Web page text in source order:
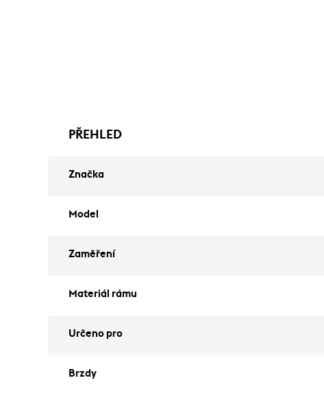
PŘEHLED
Značka
Model
Zaměření
Materiál rámu
Určeno pro
Brzdy